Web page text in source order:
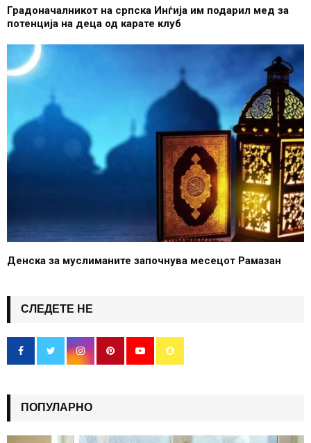
Градоначалникот на српска Инѓија им подарил мед за
потенција на деца од карате клуб
Денска за муслиманите започнува месецот Рамазан
СЛЕДЕТЕ НЕ
ПОПУЛАРНО